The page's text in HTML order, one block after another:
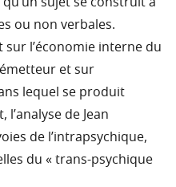
ou non verbales.
l’économie interne du
et sur
lequel se produit
l’analyse de Jean
de l’intrapsychique,
du « trans-psychique